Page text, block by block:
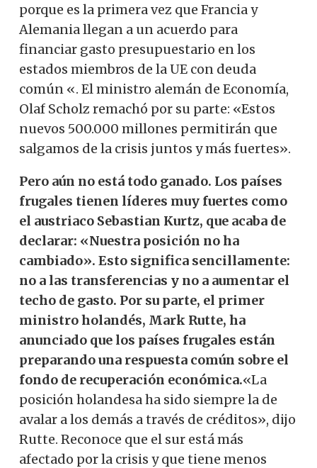
porque es la primera vez que Francia y
Alemania llegan a un acuerdo para
financiar gasto presupuestario en los
estados miembros de la UE con deuda
común «. El ministro alemán de Economía,
Olaf Scholz remachó por su parte: «Estos
nuevos 500.000 millones permitirán que
salgamos de la crisis juntos y más fuertes».
Pero aún no está todo ganado. Los países
frugales tienen líderes muy fuertes como
el austriaco Sebastian Kurtz, que acaba de
declarar: «Nuestra posición no ha
cambiado». Esto significa sencillamente:
no a las transferencias y no a aumentar el
techo de gasto. Por su parte, el primer
ministro holandés, Mark Rutte, ha
anunciado que los países frugales están
preparando una respuesta común sobre el
fondo de recuperación económica.«La
posición holandesa ha sido siempre la de
avalar a los demás a través de créditos», dijo
Rutte. Reconoce que el sur está más
afectado por la crisis y que tiene menos